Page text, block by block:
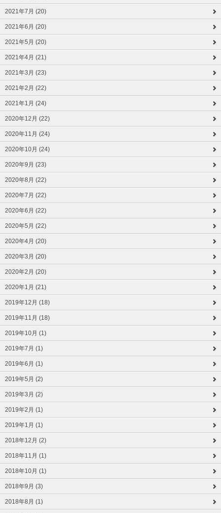
2021年7月 (20)
2021年6月 (20)
2021年5月 (20)
2021年4月 (21)
2021年3月 (23)
2021年2月 (22)
2021年1月 (24)
2020年12月 (22)
2020年11月 (24)
2020年10月 (24)
2020年9月 (23)
2020年8月 (22)
2020年7月 (22)
2020年6月 (22)
2020年5月 (22)
2020年4月 (20)
2020年3月 (20)
2020年2月 (20)
2020年1月 (21)
2019年12月 (18)
2019年11月 (18)
2019年10月 (1)
2019年7月 (1)
2019年6月 (1)
2019年5月 (2)
2019年3月 (2)
2019年2月 (1)
2019年1月 (1)
2018年12月 (2)
2018年11月 (1)
2018年10月 (1)
2018年9月 (3)
2018年8月 (1)